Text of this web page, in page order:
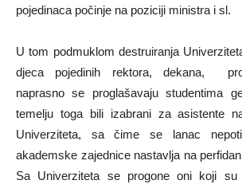
pojedinaca počinje na poziciji ministra i sl.
U tom podmuklom destruiranja
djeca pojedinih rektora, dekana,
naprasno se proglašavaju studentima
temelju toga bili izabrani za asistente
Univerziteta, sa čime se lanac
akademske zajednice nastavlja na
Sa Univerziteta se progone oni koji su